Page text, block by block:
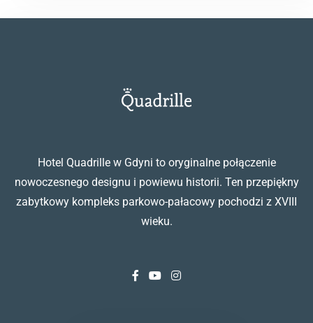
Hotel Quadrille w Gdyni to oryginalne połączenie
nowoczesnego designu i powiewu historii. Ten przepiękny
zabytkowy kompleks parkowo-pałacowy pochodzi z XVIII
wieku.